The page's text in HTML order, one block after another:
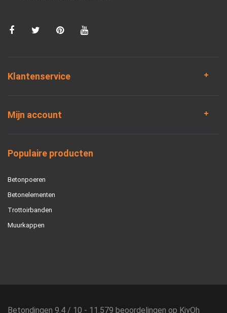
Klantenservice
Mijn account
Populaire producten
Betonpoeren
Betonelementen
Trottoirbanden
Muurkappen
Betondingen 9.4 / 10 - 11.579 beoordelingen op KiyOh